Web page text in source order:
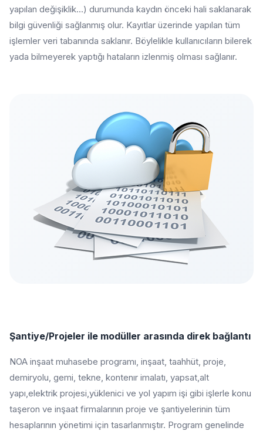
yapılan değişiklik...) durumunda kaydın önceki hali saklanarak
bilgi güvenliği sağlanmış olur. Kayıtlar üzerinde yapılan tüm
işlemler veri tabanında saklanır. Böylelikle kullanıcıların bilerek
yada bilmeyerek yaptığı hataların izlenmiş olması sağlanır.
Şantiye/Projeler ile modüller arasında direk bağlantı
NOA inşaat muhasebe programı, inşaat, taahhüt, proje,
demiryolu, gemi, tekne, kontenır imalatı, yapsat,alt
yapı,elektrik projesi,yüklenici ve yol yapım işi gibi işlerle konu
taşeron ve inşaat firmalarının proje ve şantiyelerinin tüm
hesaplarının yönetimi için tasarlanmıştır. Program genelinde